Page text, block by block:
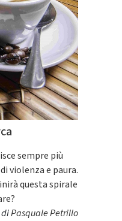
sempre più
violenza e paura.
questa spirale
diPasquale Petrillo